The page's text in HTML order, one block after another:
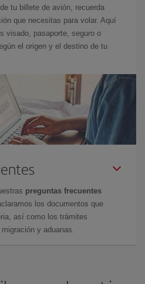
tu billete de avión, recuerda
que necesitas para volar. Aquí
visado, pasaporte, seguro o
el origen y el destino de tu
preguntas frecuentes
los documentos que
así como los trámites
y aduanas.